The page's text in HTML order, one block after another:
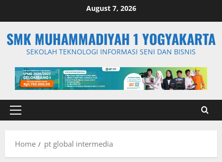
August 7, 2026
SMK MUHAMMADIYAH 1 YOGYAKARTA
SEKOLAH TEKNOLOGI INFORMASI SENI DAN BISNIS
Primary
Home
pt global intermedia